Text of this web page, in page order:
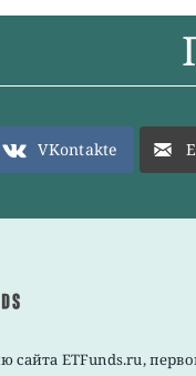
VKontakte
ETFunds.ru,